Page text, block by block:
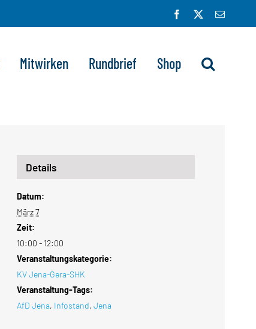
Facebook
E-
Mitwirken Rundbrief Shop
Details
Datum:
März 7
Zeit:
10:00 - 12:00
Veranstaltungskategorie:
KV Jena-Gera-SHK
Veranstaltung-Tags:
AfD Jena, Infostand, Jena